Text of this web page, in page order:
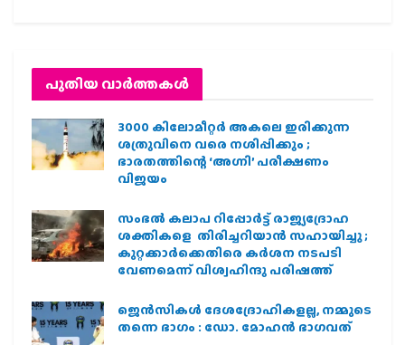
പുതിയ വാര്‍ത്തകള്‍
3000 കിലോമീറ്റർ അകലെ ഇരിക്കുന്ന
ശത്രുവിനെ വരെ നശിപ്പിക്കും ;
ഭാരതത്തിന്റെ ‘അഗ്നി’ പരീക്ഷണം
വിജയം
സംഭൽ കലാപ റിപ്പോർട്ട് രാജ്യദ്രോഹ
ശക്തികളെ തിരിച്ചറിയാൻ സഹായിച്ചു ;
കുറ്റക്കാർക്കെതിരെ കർശന നടപടി
വേണമെന്ന് വിശ്വഹിന്ദു പരിഷത്ത്
ജെന്‍സികള്‍ ദേശദ്രോഹികളല്ല, നമ്മുടെ
തന്നെ ഭാഗം : ഡോ. മോഹന്‍ ഭാഗവത്